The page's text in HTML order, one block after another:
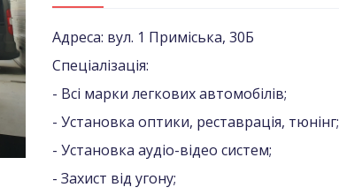
Адреса: вул. 1 Приміська, 30Б
Спеціалізація:
- Всі марки легкових автомобілів;
- Установка оптики, реставрація, тюнінг;
- Установка аудіо-відео систем;
- Захист від угону;